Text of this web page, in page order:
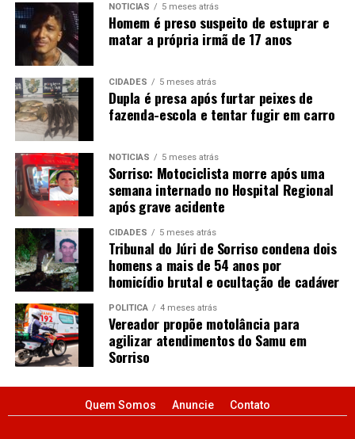
NOTÍCIAS 5 meses atrás
Homem é preso suspeito de estuprar e
matar a própria irmã de 17 anos
CIDADES 5 meses atrás
Dupla é presa após furtar peixes de
fazenda-escola e tentar fugir em carro
NOTÍCIAS 5 meses atrás
Sorriso: Motociclista morre após uma
semana internado no Hospital Regional
após grave acidente
CIDADES 5 meses atrás
Tribunal do Júri de Sorriso condena dois
homens a mais de 54 anos por
homicídio brutal e ocultação de cadáver
POLÍTICA 4 meses atrás
Vereador propõe motolância para
agilizar atendimentos do Samu em
Sorriso
Quem Somos Anuncie Contato